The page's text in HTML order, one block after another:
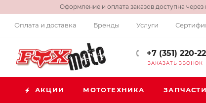
Оформление и оплата заказов доступна
Оплата и доставка Бренды Услуги
+7 (351) 220-
ЗАКАЗАТЬ ЗВОНОК
АКЦИИ МОТОТЕХНИКА ЗАПЧАСТИ